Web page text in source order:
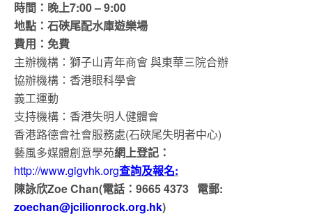
時間：晚上7:00 – 9:00
地點：石硤尾配水庫遊樂場
費用：免費
主辦機構：獅子山青年商會 與東華三院合辦
協辦機構：香港眼科學會
義工運動
支持機構：香港失明人健體會
香港路德會社會服務處(石硤尾失明者中心)
藝風多媒體創意學苑網上登記：
http://www.gigvhk.org查詢及報名:
陳詠欣Zoe Chan(電話：9665 4373 電郵:
zoechan@jcilionrock.org.hk)